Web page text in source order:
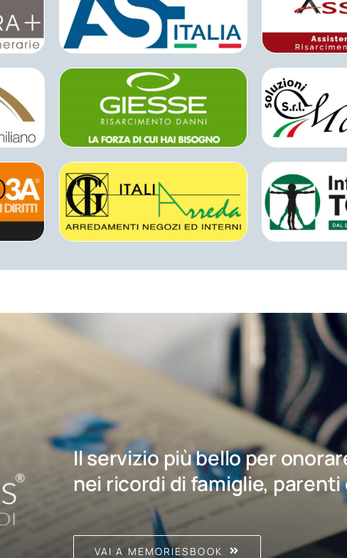
Il servizio più bello per
nei ricordi di famiglie, parenti
VAI A MEMORIESBOOK